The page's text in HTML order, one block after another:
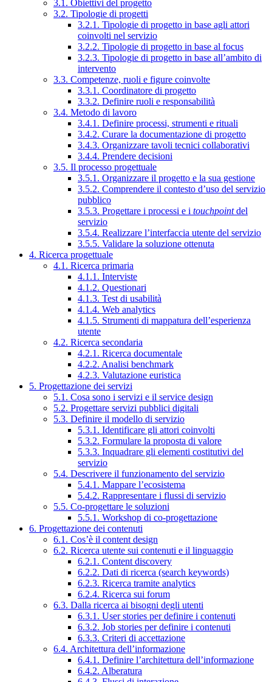
3.1. Obiettivi del progetto
3.2. Tipologie di progetti
3.2.1. Tipologie di progetto in base agli attori
coinvolti nel servizio
3.2.2. Tipologie di progetto in base al focus
3.2.3. Tipologie di progetto in base all’ambito di
intervento
3.3. Competenze, ruoli e figure coinvolte
3.3.1. Coordinatore di progetto
3.3.2. Definire ruoli e responsabilità
3.4. Metodo di lavoro
3.4.1. Definire processi, strumenti e rituali
3.4.2. Curare la documentazione di progetto
3.4.3. Organizzare tavoli tecnici collaborativi
3.4.4. Prendere decisioni
3.5. Il processo progettuale
3.5.1. Organizzare il progetto e la sua gestione
3.5.2. Comprendere il contesto d’uso del servizio
pubblico
3.5.3. Progettare i processi e i touchpointdel
servizio
3.5.4. Realizzare l’interfaccia utente del servizio
3.5.5. Validare la soluzione ottenuta
4. Ricerca progettuale
4.1. Ricerca primaria
4.1.1. Interviste
4.1.2. Questionari
4.1.3. Test di usabilità
4.1.4. Web analytics
4.1.5. Strumenti di mappatura dell’esperienza
utente
4.2. Ricerca secondaria
4.2.1. Ricerca documentale
4.2.2. Analisi benchmark
4.2.3. Valutazione euristica
5. Progettazione dei servizi
5.1. Cosa sono i servizi e il service design
5.2. Progettare servizi pubblici digitali
5.3. Definire il modello di servizio
5.3.1. Identificare gli attori coinvolti
5.3.2. Formulare la proposta di valore
5.3.3. Inquadrare gli elementi costitutivi del
servizio
5.4. Descrivere il funzionamento del servizio
5.4.1. Mappare l’ecosistema
5.4.2. Rappresentare i flussi di servizio
5.5. Co-progettare le soluzioni
5.5.1. Workshop di co-progettazione
6. Progettazione dei contenuti
6.1. Cos’è il content design
6.2. Ricerca utente sui contenuti e il linguaggio
6.2.1. Content discovery
6.2.2. Dati di ricerca (search keywords)
6.2.3. Ricerca tramite analytics
6.2.4. Ricerca sui forum
6.3. Dalla ricerca ai bisogni degli utenti
6.3.1. User stories per definire i contenuti
6.3.2. Job stories per definire i contenuti
6.3.3. Criteri di accettazione
6.4. Architettura dell’informazione
6.4.1. Definire l’architettura dell’informazione
6.4.2. Alberatura